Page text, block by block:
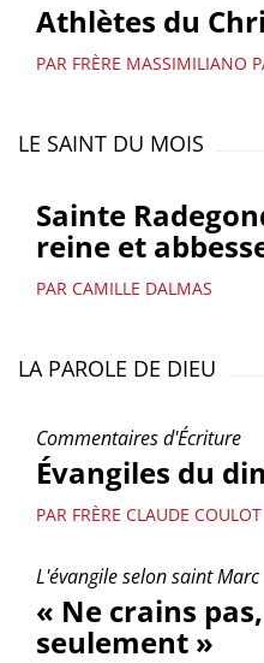
Athlètes du
PAR FRÈRE MASSIMILIANO
LE SAINT DU MOIS
Sainte
reine et
PAR CAMILLE DALMAS
LA PAROLE DE DIEU
Commentaires d'Écriture
Évangiles du
PAR FRÈRE CLAUDE COULOT
L'évangile selon saint Marc
« Ne crains
seulement »